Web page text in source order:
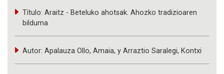
Título: Araitz - Beteluko ahotsak. Ahozko tradizioaren
bilduma
Autor: Apalauza Ollo, Amaia, y Arraztio Saralegi, Kontxi